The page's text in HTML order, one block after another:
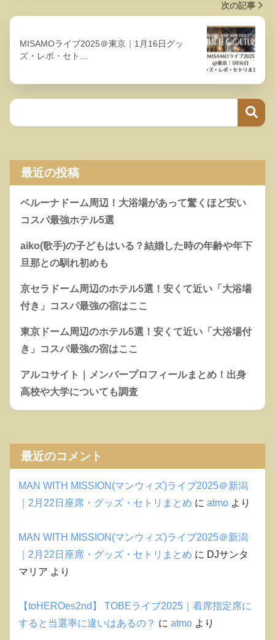
次の記事
MISAMOライブ2025＠東京｜1月16日グッ
ズ・レポ・セト…
最近の投稿
ベルーナドーム周辺！大浴場があって驚くほど安い
コスパ最強ホテル5選
aiko(歌手)の子どもはいる？結婚した時の年齢や年下
旦那との馴れ初めも
京セラドーム周辺のホテル5選！安くて近い「大浴場
付き」コスパ最強の宿はここ
東京ドーム周辺のホテル5選！安くて近い「大浴場付
き」コスパ最強の宿はここ
アルコサイト｜メンバープロフィールまとめ！出身
高校や大学についても調査
最近のコメント
MAN WITH MISSION(マンウィズ)ライブ2025＠新潟
｜2月22日座席・グッズ・セトリまとめ に atmo より
MAN WITH MISSION(マンウィズ)ライブ2025＠新潟
｜2月22日座席・グッズ・セトリまとめ に DJサンタ
マリア より
【toHEROes2nd】 TOBEライブ2025｜着席指定席に
すると当選率に違いはあるの？ に atmo より